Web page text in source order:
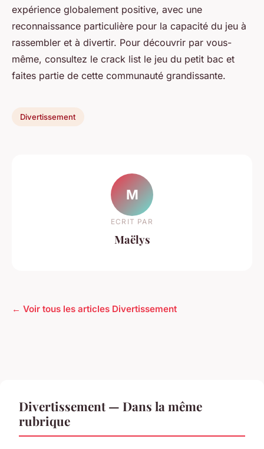
expérience globalement positive, avec une
reconnaissance particulière pour la capacité du jeu à
rassembler et à divertir. Pour découvrir par vous-
même, consultez le crack list le jeu du petit bac et
faites partie de cette communauté grandissante.
Divertissement
M
ECRIT PAR
Maëlys
← Voir tous les articles Divertissement
Divertissement — Dans la même
rubrique